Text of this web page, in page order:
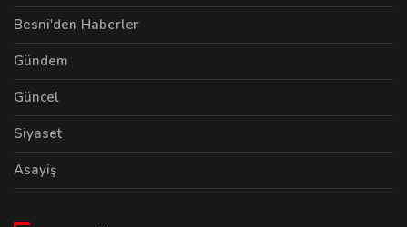
Besni'den Haberler
Gündem
Güncel
Siyaset
Asayiş